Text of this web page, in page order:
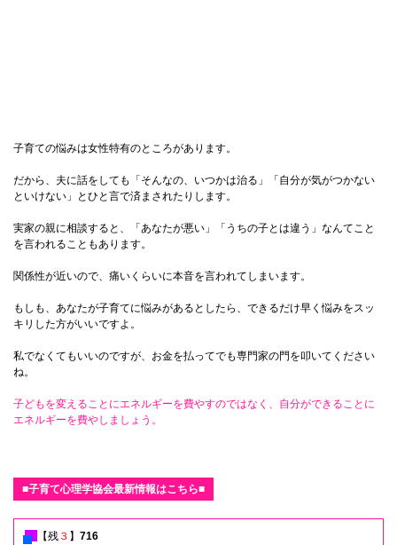
子育ての悩みは女性特有のところがあります。
だから、夫に話をしても「そんなの、いつかは治る」「自分が気がつかない
といけない」とひと言で済まされたりします。
実家の親に相談すると、「あなたが悪い」「うちの子とは違う」なんてこと
を言われることもあります。
関係性が近いので、痛いくらいに本音を言われてしまいます。
もしも、あなたが子育てに悩みがあるとしたら、できるだけ早く悩みをスッ
キリした方がいいですよ。
私でなくてもいいのですが、お金を払ってでも専門家の門を叩いてください
ね。
子どもを変えることにエネルギーを費やすのではなく、自分ができることに
エネルギーを費やしましょう。
■子育て心理学協会最新情報はこちら■
【残 ３ 】 716